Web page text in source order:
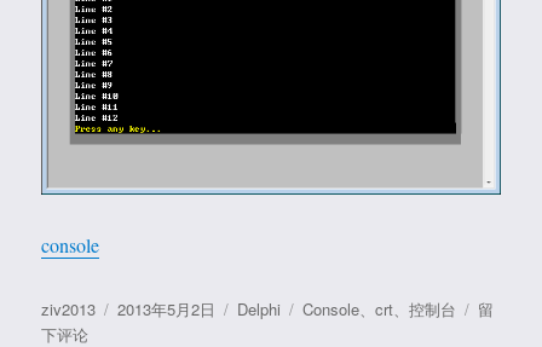
console
作
者
ziv2013
发
2013年5月2日
分
Delphi
标
Console 、crt 、控制台
于
留
下评论